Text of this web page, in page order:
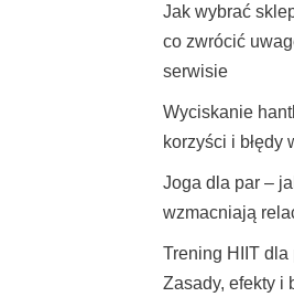
Jak wybrać
co zwrócić
serwisie
Wyciskanie
korzyści i błędy
Joga dla par –
wzmacniają
Trening HIIT dla
Zasady, efekty i